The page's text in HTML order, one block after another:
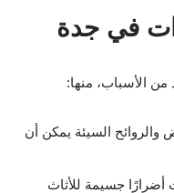
في جدة
من الأسباب، منها:
السيئة يمكن أن
أضرارًا جسيمة للأثاث